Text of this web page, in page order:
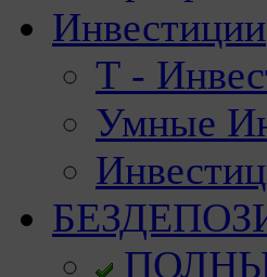
Инвестиции
Т -
Умные